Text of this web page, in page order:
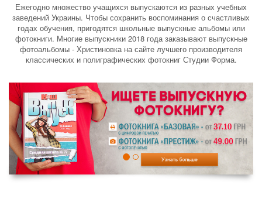
Ежегодно множество учащихся выпускаются из разных учебных
заведений Украины. Чтобы сохранить воспоминания о счастливых
годах обучения, пригодятся школьные выпускные альбомы или
фотокниги. Многие выпускники 2018 года заказывают выпускные
фотоальбомы - Христиновка на сайте лучшего производителя
классических и полиграфических фотокниг Студии Форма.